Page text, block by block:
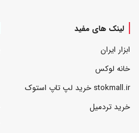
لینک های مفید
ابزار ایران
خانه لوکس
stokmall.ir خرید لپ تاپ استوک
خرید تردمیل